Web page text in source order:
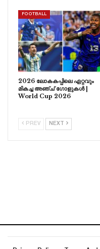
FOOTBALL
2026 ലോകകപ്പിലെ ഏറ്റവും
മികച്ച അഞ്ച് ഗോളുകൾ |
World Cup 2026
PREV NEXT